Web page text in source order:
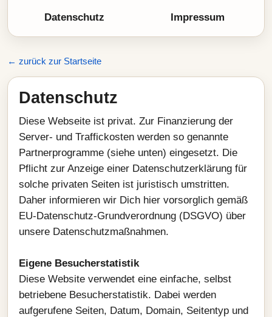
Datenschutz Impressum
← zurück zur Startseite
Datenschutz
Diese Webseite ist privat. Zur Finanzierung der
Server- und Traffickosten werden so genannte
Partnerprogramme (siehe unten) eingesetzt. Die
Pflicht zur Anzeige einer Datenschutzerklärung für
solche privaten Seiten ist juristisch umstritten.
Daher informieren wir Dich hier vorsorglich gemäß
EU-Datenschutz-Grundverordnung (DSGVO) über
unsere Datenschutzmaßnahmen.
Eigene Besucherstatistik
Diese Website verwendet eine einfache, selbst
betriebene Besucherstatistik. Dabei werden
aufgerufene Seiten, Datum, Domain, Seitentyp und